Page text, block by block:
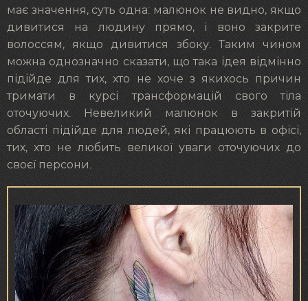
має значення, суть одна: малюнок не видно, якщо
дивитися на людину прямо, і воно закрите
волоссям, якщо дивитися збоку. Таким чином
можна однозначно сказати, що така ідея відмінно
підійде для тих, хто не хоче з якихось причин
тримати в курсі трансформацій свого тіла
оточуючих. Невеликий малюнок в закритій
області підійде для людей, які працюють в офісі,
тих, хто не любить великої уваги оточуючих до
своєї персони.